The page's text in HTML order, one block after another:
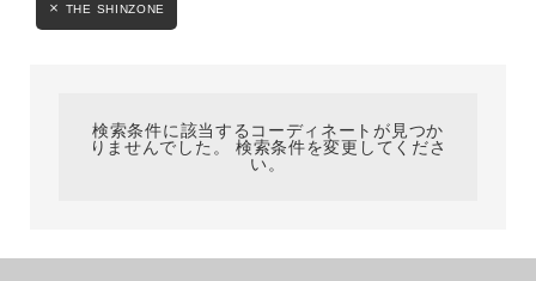
ブランド
THE SHINZONE
検索条件に該当するコーディネートが見つか
りませんでした。 検索条件を変更してくださ
い。